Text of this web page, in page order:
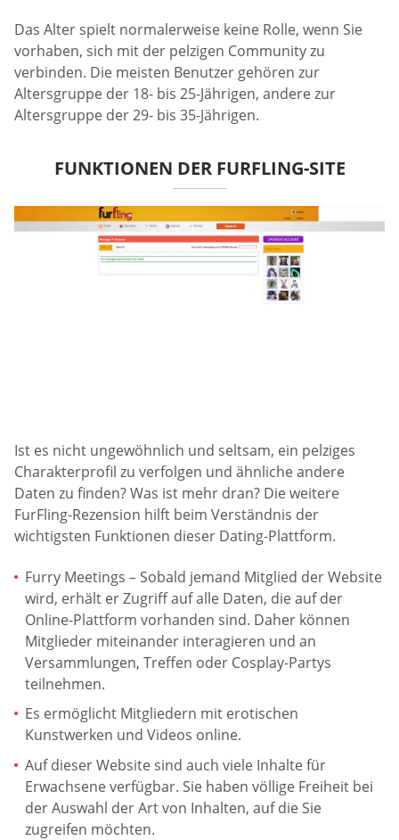
Das Alter spielt normalerweise keine Rolle, wenn Sie
vorhaben, sich mit der pelzigen Community zu
verbinden. Die meisten Benutzer gehören zur
Altersgruppe der 18- bis 25-Jährigen, andere zur
Altersgruppe der 29- bis 35-Jährigen.
FUNKTIONEN DER FURFLING-SITE
Ist es nicht ungewöhnlich und seltsam, ein pelziges
Charakterprofil zu verfolgen und ähnliche andere
Daten zu finden? Was ist mehr dran? Die weitere
FurFling-Rezension hilft beim Verständnis der
wichtigsten Funktionen dieser Dating-Plattform.
Furry Meetings – Sobald jemand Mitglied der Website
wird, erhält er Zugriff auf alle Daten, die auf der
Online-Plattform vorhanden sind. Daher können
Mitglieder miteinander interagieren und an
Versammlungen, Treffen oder Cosplay-Partys
teilnehmen.
Es ermöglicht Mitgliedern mit erotischen
Kunstwerken und Videos online.
Auf dieser Website sind auch viele Inhalte für
Erwachsene verfügbar. Sie haben völlige Freiheit bei
der Auswahl der Art von Inhalten, auf die Sie
zugreifen möchten.